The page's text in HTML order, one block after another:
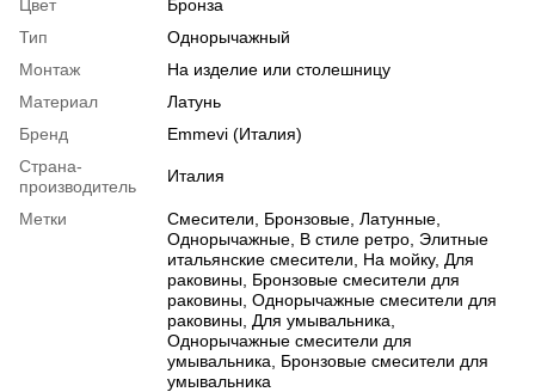
Цвет
Бронза
Тип
Однорычажный
Монтаж
На изделие или столешницу
Материал
Латунь
Бренд
Emmevi (Италия)
Страна-
производитель
Италия
Метки Смесители Бронзовые Латунные
Однорычажные В стиле ретро Элитные
итальянские смесители
На мойку, Для
раковины Бронзовые смесители для
раковины Однорычажные смесители для
раковины Для умывальника
Однорычажные смесители для
умывальника
Бронзовые смесители для
умывальника